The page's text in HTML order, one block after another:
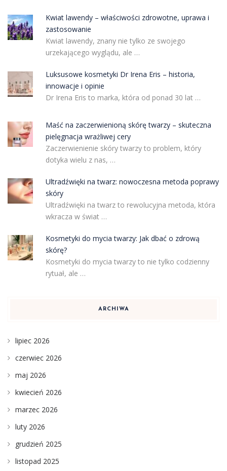
Kwiat lawendy – właściwości zdrowotne, uprawa i
zastosowanie
Kwiat lawendy, znany nie tylko ze swojego
urzekającego wyglądu, ale …
Luksusowe kosmetyki Dr Irena Eris – historia,
innowacje i opinie
Dr Irena Eris to marka, która od ponad 30 lat …
Maść na zaczerwienioną skórę twarzy – skuteczna
pielęgnacja wrażliwej cery
Zaczerwienienie skóry twarzy to problem, który
dotyka wielu z nas, …
Ultradźwięki na twarz: nowoczesna metoda poprawy
skóry
Ultradźwięki na twarz to rewolucyjna metoda, która
wkracza w świat …
Kosmetyki do mycia twarzy: Jak dbać o zdrową
skórę?
Kosmetyki do mycia twarzy to nie tylko codzienny
rytuał, ale …
ARCHIWA
lipiec 2026
czerwiec 2026
maj 2026
kwiecień 2026
marzec 2026
luty 2026
grudzień 2025
listopad 2025